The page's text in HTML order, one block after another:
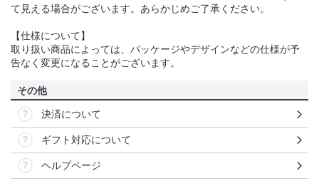
て見える場合がございます。あらかじめご了承ください。
【仕様について】
取り扱い商品によっては、パッケージやデザインなどの仕様が予
告なく変更になることがございます。
その他
決済について
ギフト対応について
ヘルプページ